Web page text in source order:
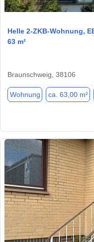
Helle 2‑ZKB‑Wohnung,
63 m²
Braunschweig, 38106
Wohnung ca. 63,00 m²